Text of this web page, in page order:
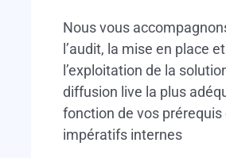
Nous vous
l’audit, la mise en place et
l’exploitation de la
diffusion live la plus
fonction de vos prérequis
impératifs internes